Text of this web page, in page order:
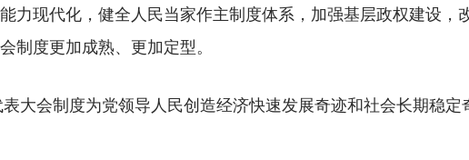
力现代化，健全人民当家作主制度体系，加强基层政权建设，
制度更加成熟、更加定型。
会制度为党领导人民创造经济快速发展奇迹和社会长期稳定